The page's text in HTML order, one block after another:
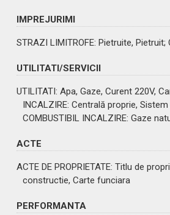
IMPREJURIMI
STRAZI LIMITROFE: Pietruite, Pietruit;
UTILITATI/SERVICII
UTILITATI: Apa, Gaze, Curent 220V,
INCALZIRE: Centrală proprie,
COMBUSTIBIL INCALZIRE: Gaze
ACTE
ACTE DE PROPRIETATE: Titlu de
constructie, Carte funciara
PERFORMANTA